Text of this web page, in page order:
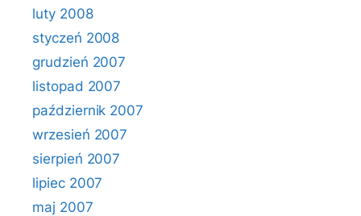
luty 2008
styczeń 2008
grudzień 2007
listopad 2007
październik 2007
wrzesień 2007
sierpień 2007
lipiec 2007
maj 2007